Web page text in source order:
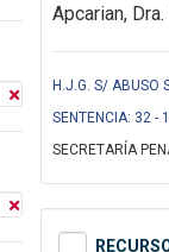
Apcarian,
H.J.G. S/ ABUSO
SENTENCIA: 32 -
SECRETARÍA